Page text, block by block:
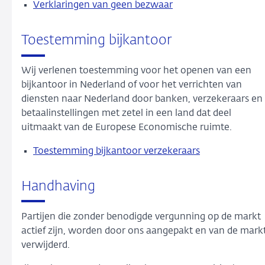
Verklaringen van geen bezwaar
Toestemming bijkantoor
Wij verlenen toestemming voor het openen van een
bijkantoor in Nederland of voor het verrichten van
diensten naar Nederland door banken, verzekeraars en
betaalinstellingen met zetel in een land dat deel
uitmaakt van de Europese Economische ruimte.
Toestemming bijkantoor verzekeraars
Handhaving
Partijen die zonder benodigde vergunning op de markt
actief zijn, worden door ons aangepakt en van de
verwijderd.